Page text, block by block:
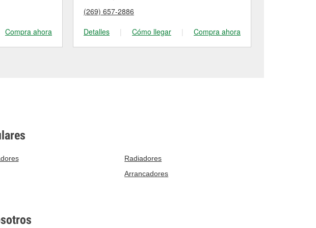
Compra ahora
(269) 657-2886
Detalles
| Cómo llegar | Compra ahora
Radiadores
Arrancadores